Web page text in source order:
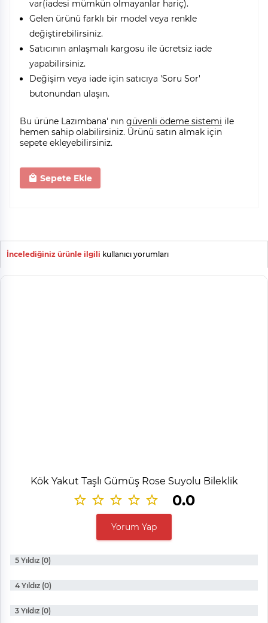
var(iadesi mümkün olmayanlar hariç).
Gelen ürünü farklı bir model veya renkle
değiştirebilirsiniz.
Satıcının anlaşmalı kargosu ile ücretsiz iade
yapabilirsiniz.
Değişim veya iade için satıcıya 'Soru Sor'
butonundan ulaşın.
Bu ürüne Lazımbana' nın güvenli ödeme sistemi ile
hemen sahip olabilirsiniz. Ürünü satın almak için
sepete ekleyebilirsiniz.
Sepete Ekle
İncelediğiniz ürünle ilgili kullanıcı yorumları
Kök Yakut Taşlı Gümüş Rose Suyolu Bileklik
0.0
Yorum Yap
5 Yıldız (0)
4 Yıldız (0)
3 Yıldız (0)